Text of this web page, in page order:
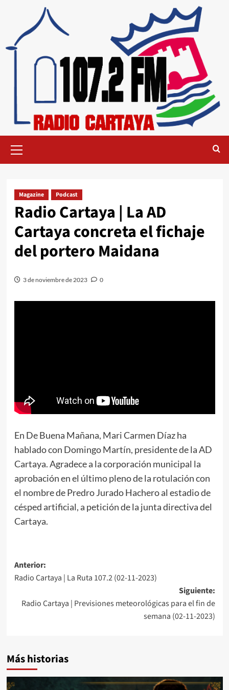
Magazine Podcast
Radio Cartaya | La AD
Cartaya concreta el fichaje
del portero Maidana
3 de noviembre de 2023 0
En De Buena Mañana, Mari Carmen Díaz ha
hablado con Domingo Martín, presidente de la AD
Cartaya. Agradece a la corporación municipal la
aprobación en el último pleno de la rotulación con
el nombre de Predro Jurado Hachero al estadio de
césped artificial, a petición de la junta directiva del
Cartaya.
Anterior:
Radio Cartaya | La Ruta 107.2 (02-11-2023)
Siguiente:
Radio Cartaya | Previsiones meteorológicas para el fin de
semana (02-11-2023)
Más historias